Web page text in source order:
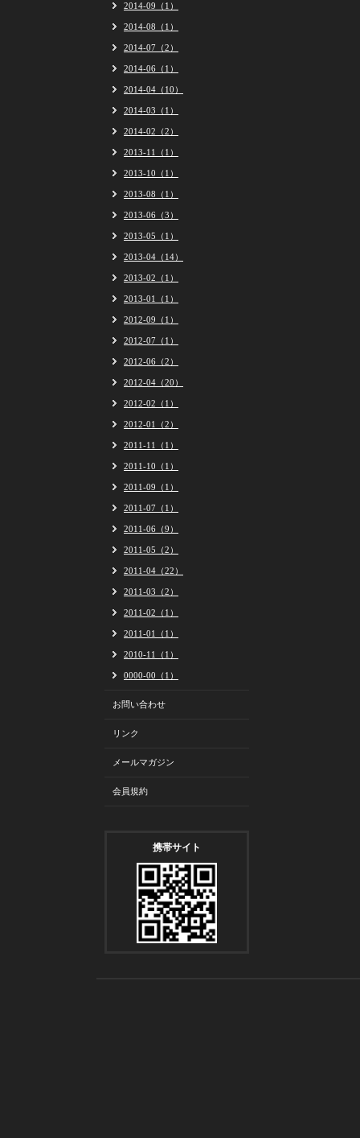
2014-09（1）
2014-08（1）
2014-07（2）
2014-06（1）
2014-04（10）
2014-03（1）
2014-02（2）
2013-11（1）
2013-10（1）
2013-08（1）
2013-06（3）
2013-05（1）
2013-04（14）
2013-02（1）
2013-01（1）
2012-09（1）
2012-07（1）
2012-06（2）
2012-04（20）
2012-02（1）
2012-01（2）
2011-11（1）
2011-10（1）
2011-09（1）
2011-07（1）
2011-06（9）
2011-05（2）
2011-04（22）
2011-03（2）
2011-02（1）
2011-01（1）
2010-11（1）
0000-00（1）
お問い合わせ
リンク
メールマガジン
会員規約
携帯サイト